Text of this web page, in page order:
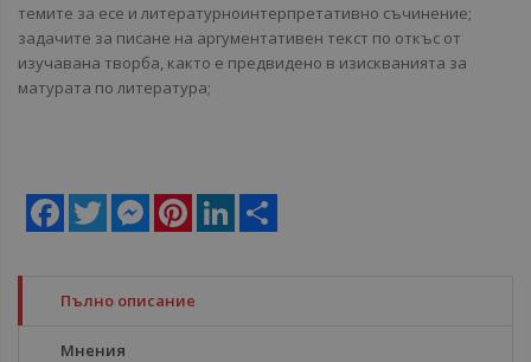
темите за есе и литературноинтерпретативно съчинение;
задачите за писане на аргументативен текст по откъс от
изучавана творба, както е предвидено в изискванията за
матурата по литература;
Facebook
Twitter MessengerPinterestLinkedIn
Пълно описание
Мнения